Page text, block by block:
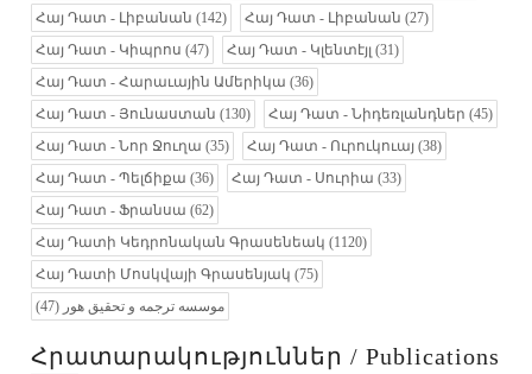
Հայ Դատ - Լիբանան (142) Հայ Դատ - Լիբանան (27)
Հայ Դատ - Կիպրոս (47) Հայ Դատ - Կլենտէյլ (31)
Հայ Դատ - Հարաւային Ամերիկա (36)
Հայ Դատ - Յունաստան (130) Հայ Դատ - Նիդեռլանդներ (45)
Հայ Դատ - Նոր Ջուղա (35) Հայ Դատ - Ուրուկուայ (38)
Հայ Դատ - Պելճիքա (36) Հայ Դատ - Սուրիա (33)
Հայ Դատ - Ֆրանսա (62)
Հայ Դատի Կեդրոնական Գրասենեակ (1120)
Հայ Դատի Մոսկվայի Գրասենյակ (75)
موسسه ترجمه و تحقیق هور (47)
Հրատարակություններ / Publications